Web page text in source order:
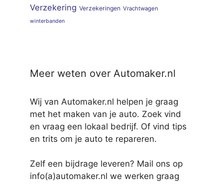
Verzekering Verzekeringen Vrachtwagen
winterbanden
Meer weten over Automaker.nl
Wij van Automaker.nl helpen je graag
met het maken van je auto. Zoek vind
en vraag een lokaal bedrijf. Of vind tips
en trits om je auto te repareren.
Zelf een bijdrage leveren? Mail ons op
info(a)automaker.nl we werken graag